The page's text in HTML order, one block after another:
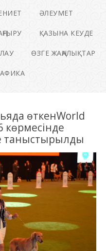
ӘЛЕУМЕТ
ҚАЗЫНА КЕУДЕ
ӨЗГЕ ЖАҢАЛЫҚТАР
өткенWorld
көрмесінде
таныстырылды